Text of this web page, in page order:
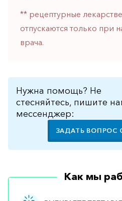
Хирургия
Щитовидная
железа
** рецептурные
отпускаются только при
врача.
Нужна помощь? Не
стесняйтесь, пишите
мессенджер:
ЗАДАТЬ ВОПРОС
Как мы